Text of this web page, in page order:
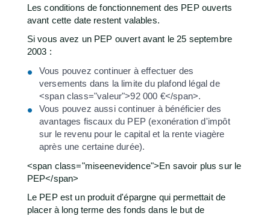
Les conditions de fonctionnement des PEP ouverts
avant cette date restent valables.
Si vous avez un PEP ouvert avant le 25 septembre
2003 :
Vous pouvez continuer à effectuer des
versements dans la limite du plafond légal de
<span class="valeur">92 000 €</span>.
Vous pouvez aussi continuer à bénéficier des
avantages fiscaux du PEP (exonération d'impôt
sur le revenu pour le capital et la rente viagère
après une certaine durée).
<span class="miseenevidence">En savoir plus sur le
PEP</span>
Le PEP est un produit d'épargne qui permettait de
placer à long terme des fonds dans le but de